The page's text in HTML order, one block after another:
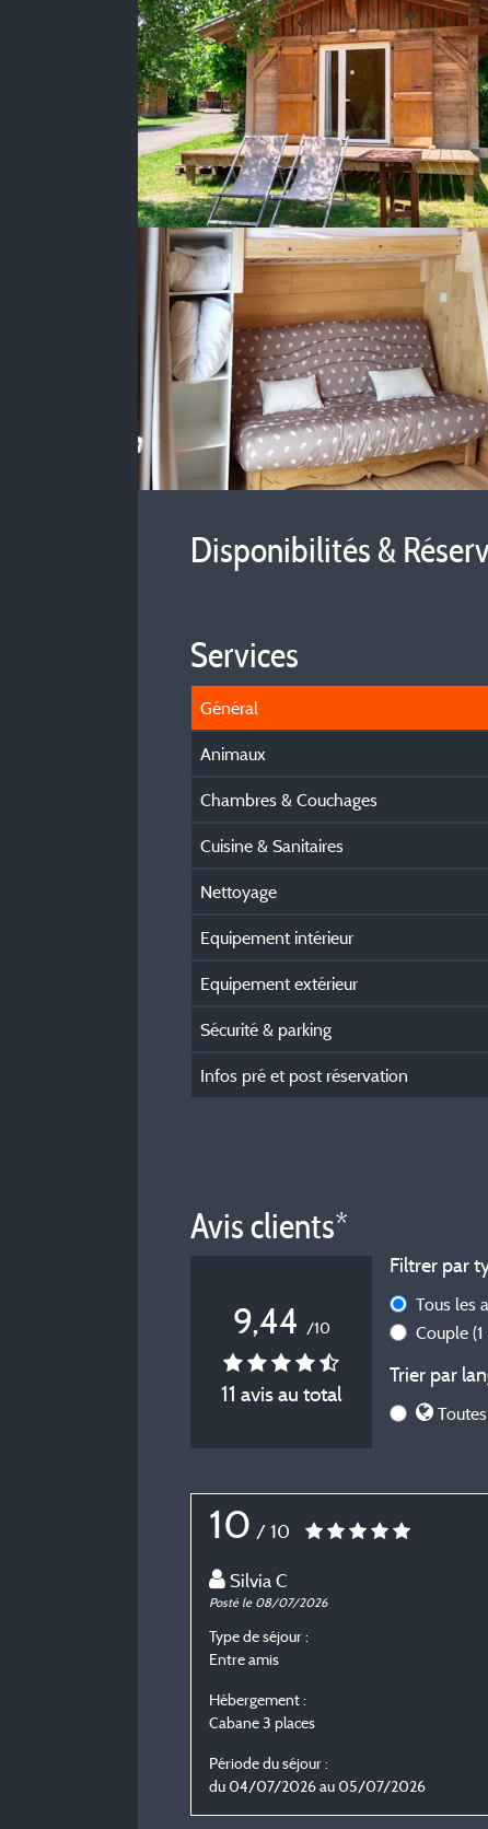
Disponibilités &
Services
Général
Animaux
Chambres & Couchages
Cuisine & Sanitaires
Nettoyage
Equipement intérieur
Equipement extérieur
Sécurité & parking
Infos pré et post réservation
Avis clients*
9,44 /10
11 avis au total
Filtrer par
Tous les
Couple
Trier par
10 / 10
Silvia C
Posté le 08/07/2026
Type de séjour :
Entre amis
Hébergement :
Cabane 3 places
Période du séjour :
du 04/07/2026 au 05/07/2026